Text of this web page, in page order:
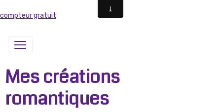
compteur gratuit
Mes créations
romantiques